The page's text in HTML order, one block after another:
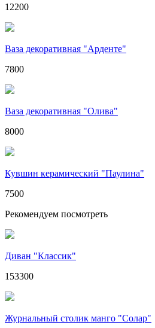
12200
Ваза декоративная "Арденте"
7800
Ваза декоративная "Олива"
8000
Кувшин керамический "Паулина"
7500
Рекомендуем посмотреть
Диван "Классик"
153300
Журнальный столик манго "Солар"